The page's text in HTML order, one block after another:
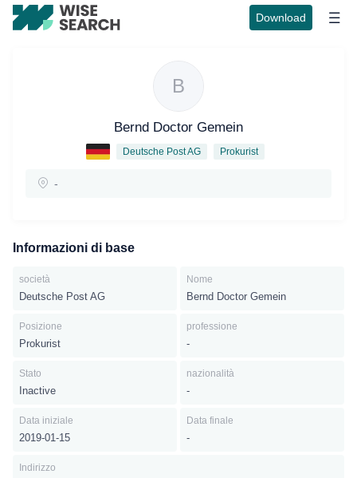
Download
B
Bernd Doctor Gemein
Deutsche Post AG Prokurist
-
Informazioni di base
società
Deutsche Post AG
Nome
Bernd Doctor Gemein
Posizione
Prokurist
professione
-
Stato
Inactive
nazionalità
-
Data iniziale
2019-01-15
Data finale
-
Indirizzo